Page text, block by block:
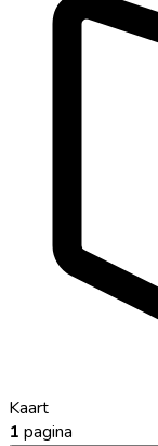
Kaart
1 pagina